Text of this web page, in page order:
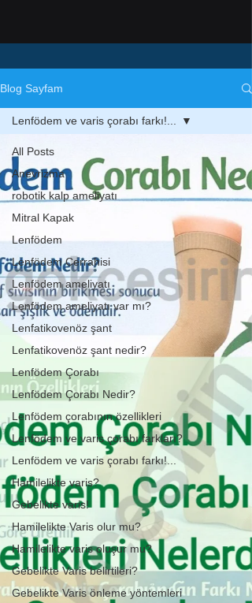
Blog Sayfam
All Posts
Anevrizma
robotik kalp ameliyatı
Mitral Kapak
Lenfödem
Lenfödem Cerrahisi
Lenfödem ameliyatı
Lenfödem ameliyatı var mı?
Lenfatikovenöz şant
Lenfatikovenöz şant nedir?
Lenfödem Çorabı
Lenfödem Çorabı Nedir?
Lenfödem çorabının özellikleri
Lenfödem ve varis çorabı farkları?
Lenfödem ve varis çorabı farkı!...
Hamilelikte varis?
Gebelikte varis!
Hamilelikte Varis olur mu?
Hamilelikte varis oluşur mu?
Gebelikte Varis belirtileri?
Gebelikte Varis önleme yöntemleri
Lenfödem ve varis çorabı farkı!...